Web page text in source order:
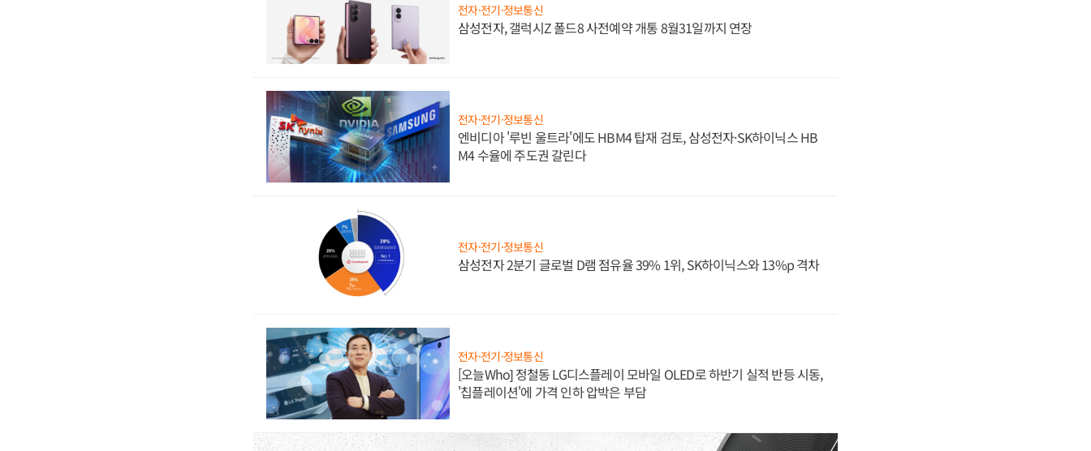
전자·전기·정보통신
삼성전자, 갤럭시Z 폴드8 사전예약 개통 8월31일까지 연장
전자·전기·정보통신
엔비디아 '루빈 울트라'에도 HBM4 탑재 검토, 삼성전자·SK하이닉스 HB
M4 수율에 주도권 갈린다
전자·전기·정보통신
삼성전자 2분기 글로벌 D램 점유율 39% 1위, SK하이닉스와 13%p 격차
전자·전기·정보통신
[오늘Who] 정철동 LG디스플레이 모바일 OLED로 하반기 실적 반등 시동,
'칩플레이션'에 가격 인하 압박은 부담